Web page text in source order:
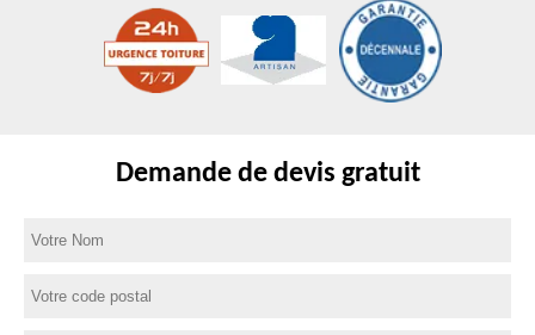
Demande de devis gratuit